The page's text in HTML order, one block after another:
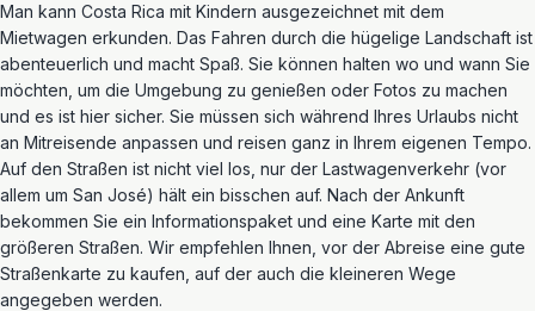
Man kann Costa Rica mit Kindern ausgezeichnet mit dem
Mietwagen erkunden. Das Fahren durch die hügelige Landschaft ist
abenteuerlich und macht Spaß. Sie können halten wo und wann Sie
möchten, um die Umgebung zu genießen oder Fotos zu machen
und es ist hier sicher. Sie müssen sich während Ihres Urlaubs nicht
an Mitreisende anpassen und reisen ganz in Ihrem eigenen Tempo.
Auf den Straßen ist nicht viel los, nur der Lastwagenverkehr (vor
allem um San José) hält ein bisschen auf. Nach der Ankunft
bekommen Sie ein Informationspaket und eine Karte mit den
größeren Straßen. Wir empfehlen Ihnen, vor der Abreise eine gute
Straßenkarte zu kaufen, auf der auch die kleineren Wege
angegeben werden.